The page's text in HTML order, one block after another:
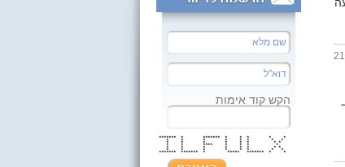
הקש קוד אימות
******* * ******* * * * * *
* * * * * * * *
* * * * * * * *
* * **** * * * *
* * * * * * * *
* * * * * * * *
******* ******* * ***** ******* * *